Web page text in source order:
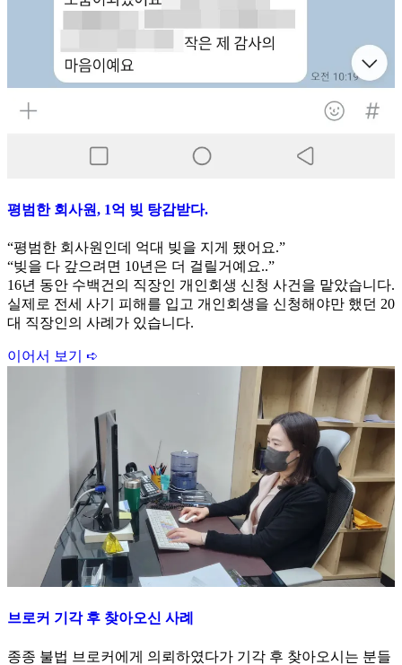
평범한 회사원, 1억 빚 탕감받다.
“평범한 회사원인데 억대 빚을 지게 됐어요.”
“빚을 다 갚으려면 10년은 더 걸릴거예요..”
16년 동안 수백건의 직장인 개인회생 신청 사건을 맡았습니다.
실제로 전세 사기 피해를 입고 개인회생을 신청해야만 했던 20
대 직장인의 사례가 있습니다.
이어서 보기 ➪
브로커 기각 후 찾아오신 사례
종종 불법 브로커에게 의뢰하였다가 기각 후 찾아오시는 분들